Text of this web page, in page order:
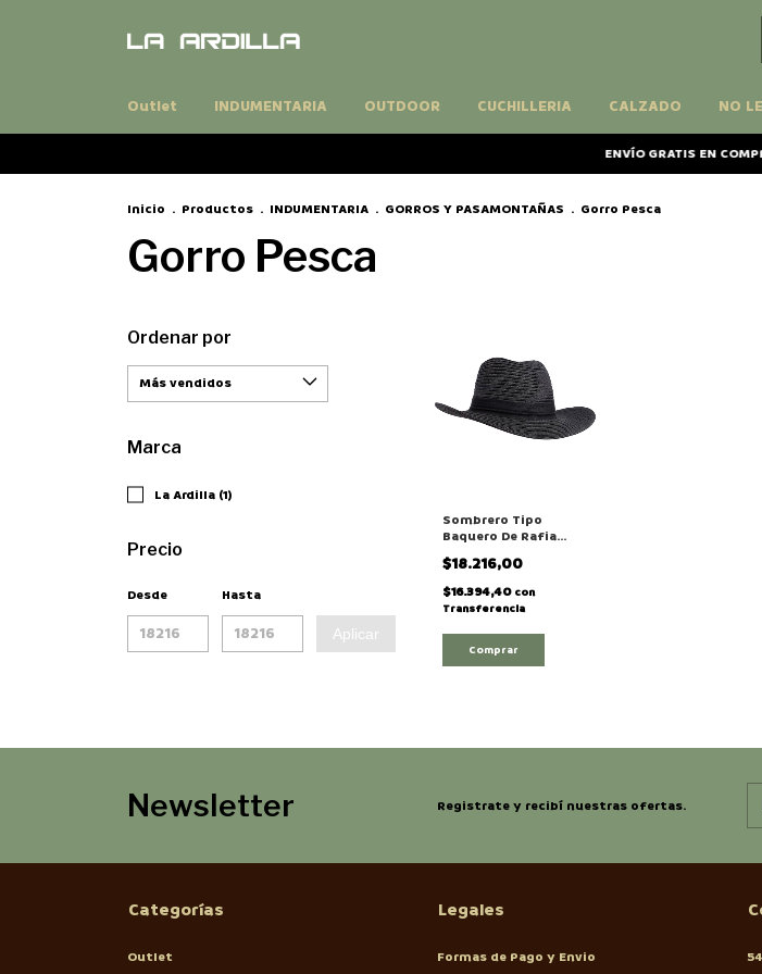
Outlet INDUMENTARIA OUTDOOR CUCHILLERIA CALZADO NO
ENVÍO GRATIS EN
Inicio . Productos . INDUMENTARIA . GORROS Y PASAMONTAÑAS . Gorro Pesca
Gorro Pesca
Ordenar por
Marca
La Ardilla (1)
Precio
Desde Hasta
Aplicar
Sombrero Tipo
Baquero De Rafia
Ajustable Articulo
2245
$18.216,00
$16.394,40 con
Transferencia
Comprar
Newsletter Registrate y recibí nuestras ofertas.
Categorías
Outlet
Legales
Formas de Pago y Envio